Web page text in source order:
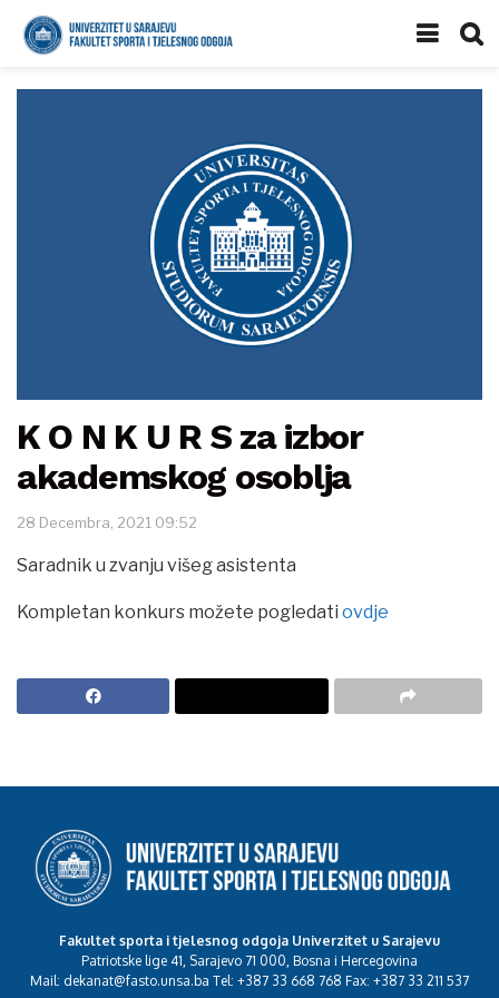
K O N K U R S za izbor
akademskog osoblja
28 Decembra, 2021 09:52
Saradnik u zvanju višeg asistenta
Kompletan konkurs možete pogledati ovdje
Fakultet sporta i tjelesnog odgoja Univerzitet u Sarajevu
Patriotske lige 41, Sarajevo 71 000, Bosna i Hercegovina
Mail: dekanat@fasto.unsa.ba Tel: +387 33 668 768 Fax: +387 33 211 537